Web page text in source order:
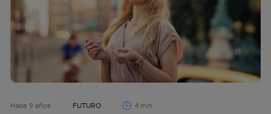
Hace 9 años FUTURO 4 min